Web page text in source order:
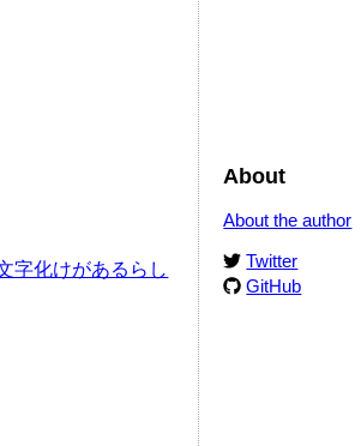
字化けがあるらし
About
About the author
Twitter
GitHub